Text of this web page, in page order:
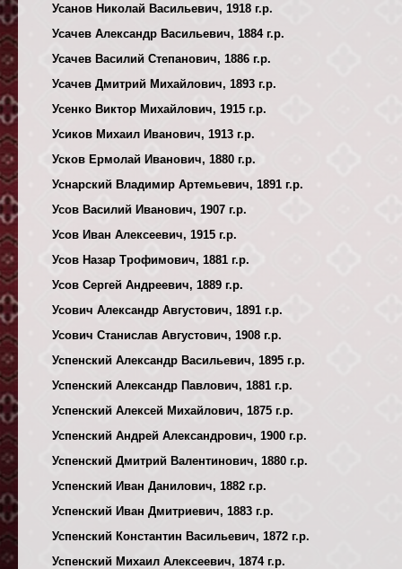
Усанов Николай Васильевич, 1918 г.р.
Усачев Александр Васильевич, 1884 г.р.
Усачев Василий Степанович, 1886 г.р.
Усачев Дмитрий Михайлович, 1893 г.р.
Усенко Виктор Михайлович, 1915 г.р.
Усиков Михаил Иванович, 1913 г.р.
Усков Ермолай Иванович, 1880 г.р.
Уснарский Владимир Артемьевич, 1891 г.р.
Усов Василий Иванович, 1907 г.р.
Усов Иван Алексеевич, 1915 г.р.
Усов Назар Трофимович, 1881 г.р.
Усов Сергей Андреевич, 1889 г.р.
Усович Александр Августович, 1891 г.р.
Усович Станислав Августович, 1908 г.р.
Успенский Александр Васильевич, 1895 г.р.
Успенский Александр Павлович, 1881 г.р.
Успенский Алексей Михайлович, 1875 г.р.
Успенский Андрей Александрович, 1900 г.р.
Успенский Дмитрий Валентинович, 1880 г.р.
Успенский Иван Данилович, 1882 г.р.
Успенский Иван Дмитриевич, 1883 г.р.
Успенский Константин Васильевич, 1872 г.р.
Успенский Михаил Алексеевич, 1874 г.р.